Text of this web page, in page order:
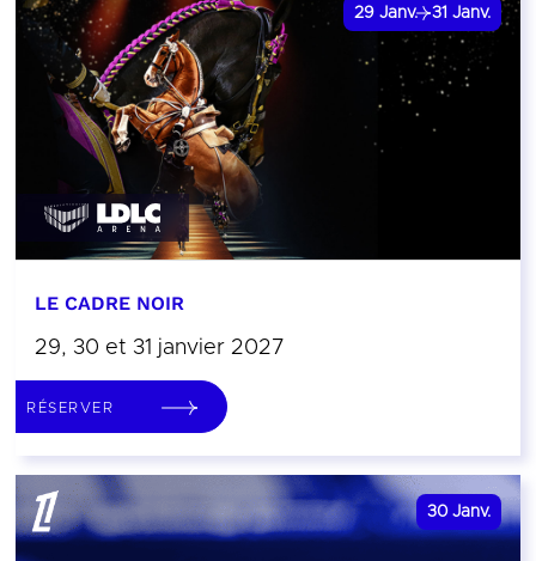
29 Janv. 31 Janv.
LE CADRE NOIR
29, 30 et 31 janvier 2027
RÉSERVER
30 Janv.